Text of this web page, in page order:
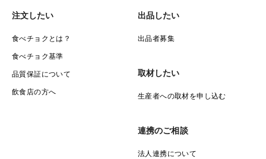
注文したい
食べチョクとは？
食べチョク基準
品質保証について
飲食店の方へ
出品したい
出品者募集
取材したい
生産者への取材を申し込む
連携のご相談
法人連携について